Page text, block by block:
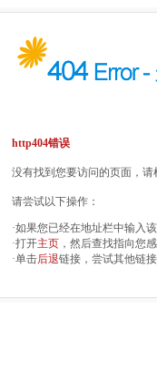
http404错误
没有找到您要访问的页面，
请尝试以下操作：
·如果您已经在地址栏中输入
·打开主页 ，然后查找指向您
·单击后退链接，尝试其他链